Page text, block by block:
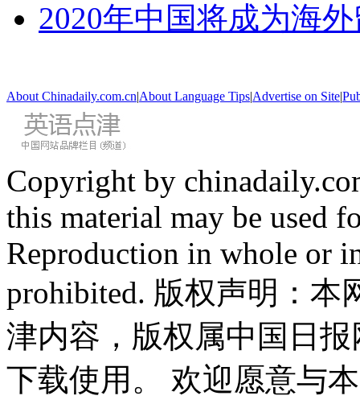
2020年中国将成为海
About Chinadaily.com.cn|About Language Tips|Advertise on Site|
Copyright by
this material may be used
Reproduction in whole or
prohibited. 版权声明：
津内容，版权属中国日
下载使用。 欢迎愿意与